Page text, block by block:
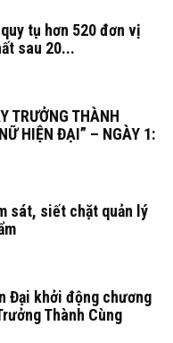
tụ hơn 520 đơn vị
sau 20...
TRƯỞNG THÀNH
HIỆN ĐẠI” – NGÀY 1:
sát, siết chặt quản lý
Đại khởi động chương
Thành Cùng